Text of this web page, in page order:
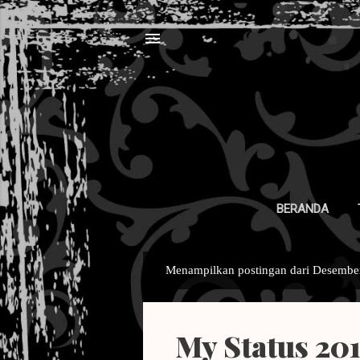
BERANDA
o
Menampilkan postingan dari
My Status